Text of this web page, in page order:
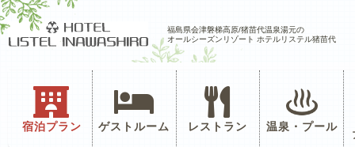
福島県会津磐梯高原/猪苗代温泉湯元の
オールシーズンリゾート ホテルリステル猪苗代
宿泊プラン ゲストルーム レストラン 温泉・プール